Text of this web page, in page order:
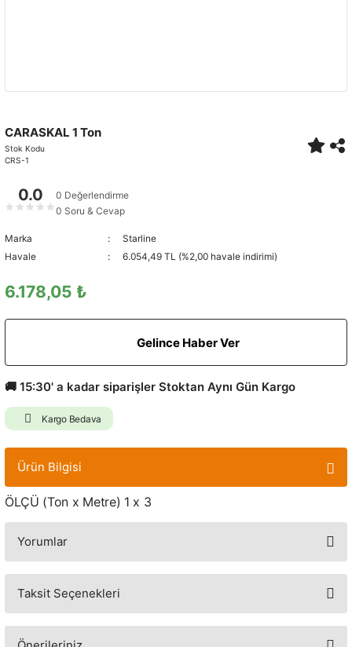
CARASKAL 1 Ton
Stok Kodu
CRS-1
0.0
★ ★ ★ ★ ★
0 Değerlendirme
0 Soru & Cevap
Marka
Starline
Havale
6.054,49 TL (%2,00 havale indirimi)
6.178,05 ₺
Gelince Haber Ver
🚚 15:30' a kadar siparişler Stoktan Aynı Gün Kargo
Kargo Bedava
Ürün Bilgisi
ÖLÇÜ (Ton x Metre) 1 x 3
Yorumlar
Taksit Seçenekleri